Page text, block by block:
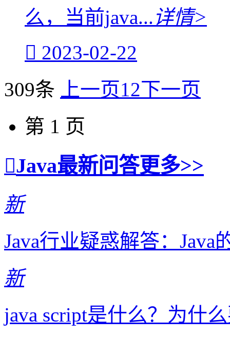
么，当前java...详情>
2023-02-22
309条
上一页12下一页
第 1 页
Java最新问答更多>>
新
Java行业疑惑解答：
新
java script是什么？为什